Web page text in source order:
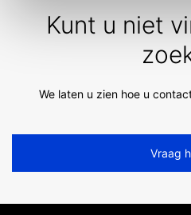
Kunt u niet
We laten u zien hoe u
Vraag